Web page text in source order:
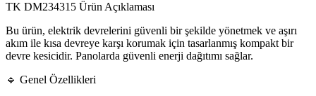
TK DM234315 Ürün Açıklaması
Bu ürün, elektrik devrelerini güvenli bir şekilde yönetmek ve aşırı
akım ile kısa devreye karşı korumak için tasarlanmış kompakt bir
devre kesicidir. Panolarda güvenli enerji dağıtımı sağlar.
🔹 Genel Özellikleri